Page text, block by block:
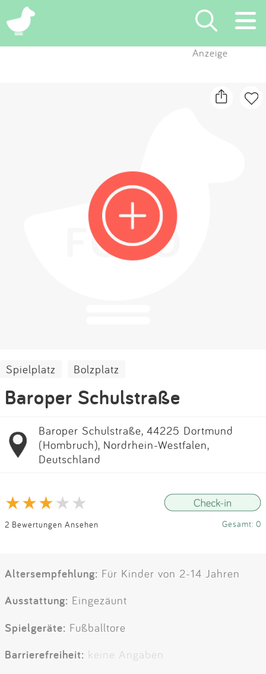
×
Blog
Partner
Kontakt
Impressum
Anzeige
Spielplatz Bolzplatz
Baroper Schulstraße
Baroper Schulstraße, 44225 Dortmund
(Hombruch), Nordrhein-Westfalen,
Deutschland
2 Bewertungen Ansehen Gesamt: 0
Altersempfehlung: Für Kinder von 2-14 Jahren
Ausstattung: Eingezäunt
Spielgeräte: Fußballtore
Barrierefreiheit: keine Angaben